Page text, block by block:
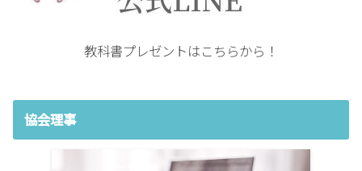
教科書プレゼントはこちらから！
協会理事